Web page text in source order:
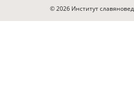
© 2026 Институт